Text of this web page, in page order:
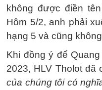
không được điền
Hôm 5/2, anh phải
hạng 5 và cũng
Khi đồng ý để
2023, HLV Tholot đã
của chúng tôi có